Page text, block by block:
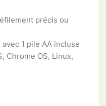
précis ou
avec 1 pile AA incluse
Chrome OS, Linux,